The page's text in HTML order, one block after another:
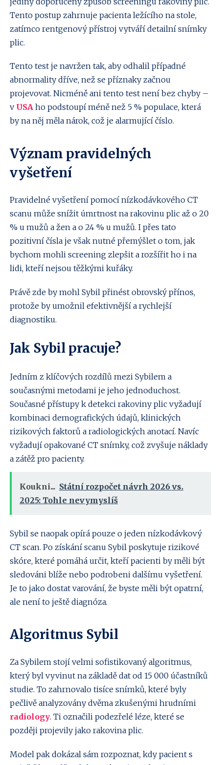
Tento postup zahrnuje pacienta ležícího na stole,
zatímco rentgenový přístroj vytváří detailní snímky
plic.
Tento test je navržen tak, aby odhalil případné
abnormality dříve, než se příznaky začnou
projevovat. Nicméně ani tento test není bez chyby –
v USA ho podstoupí méně než 5 % populace, která
by na něj měla nárok, což je alarmující číslo.
Význam pravidelných
vyšetření
Pravidelné vyšetření pomocí nízkodávkového CT
scanu může snížit úmrtnost na rakovinu plic až o 20
% u mužů a žen a o 24 % u mužů. I přes tato
pozitivní čísla je však nutné přemýšlet o tom, jak
bychom mohli screening zlepšit a rozšířit ho i na
lidi, kteří nejsou těžkými kuřáky.
Právě zde by mohl Sybil přinést obrovský přínos,
protože by umožnil efektivnější a rychlejší
diagnostiku.
Jak Sybil pracuje?
Jedním z klíčových rozdílů mezi Sybilem a
současnými metodami je jeho jednoduchost.
Současné přístupy k detekci rakoviny plic vyžadují
kombinaci demografických údajů, klinických
rizikových faktorů a radiologických anotací. Navíc
vyžadují opakované CT snímky, což zvyšuje náklady
a zátěž pro pacienty.
Koukni... Státní rozpočet návrh 2026 vs.
2025: Tohle nevymyslíš
Sybil se naopak opírá pouze o jeden nízkodávkový
CT scan. Po získání scanu Sybil poskytuje rizikové
skóre, které pomáhá určit, kteří pacienti by měli být
sledováni blíže nebo podrobeni dalšímu vyšetření.
Je to jako dostat varování, že byste měli být opatrní,
ale není to ještě diagnóza.
Algoritmus Sybil
Za Sybilem stojí velmi sofistikovaný algoritmus,
který byl vyvinut na základě dat od 15 000 účastníků
studie. To zahrnovalo tisíce snímků, které byly
pečlivě analyzovány dvěma zkušenými hrudními
radiology. Ti označili podezřelé léze, které se
později projevily jako rakovina plic.
Model pak dokázal sám rozpoznat, kdy pacient s